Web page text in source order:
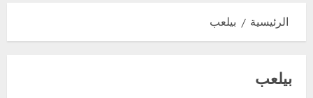
الرئيسية بيلعب
بيلعب